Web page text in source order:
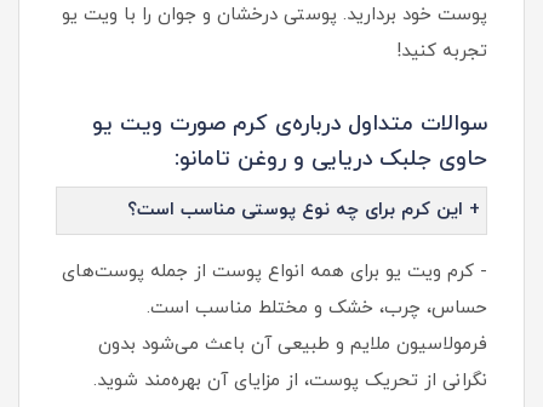
پوست خود بردارید. پوستی درخشان و جوان را با ویت یو
تجربه کنید!
سوالات متداول درباره‌ی کرم صورت ویت یو
حاوی جلبک دریایی و روغن تامانو:
+ این کرم برای چه نوع پوستی مناسب است؟
- کرم ویت یو برای همه انواع پوست از جمله پوست‌های
حساس، چرب، خشک و مختلط مناسب است.
فرمولاسیون ملایم و طبیعی آن باعث می‌شود بدون
نگرانی از تحریک پوست، از مزایای آن بهره‌مند شوید.